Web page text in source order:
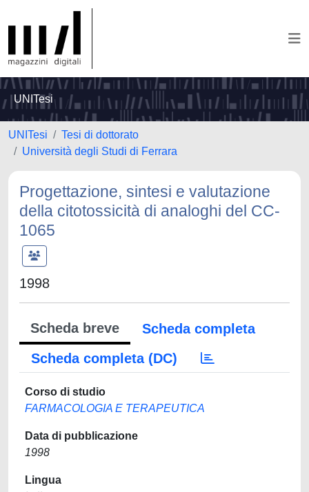
UNITesi
UNITesi
Tesi di dottorato
Università degli Studi di Ferrara
Progettazione, sintesi e valutazione
della citotossicità di analoghi del CC-
1065
1998
Scheda breve
Scheda completa
Scheda completa (DC)
Corso di studio
FARMACOLOGIA E TERAPEUTICA
Data di pubblicazione
1998
Lingua